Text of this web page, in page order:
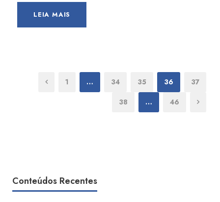
LEIA MAIS
1 … 34 35 36 37
38 … 46
Conteúdos Recentes